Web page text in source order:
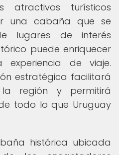
atractivos turísticos
una cabaña que se
lugares de interés
puede enriquecer
experiencia de viaje.
estratégica facilitará
región y permitirá
todo lo que Uruguay
histórica ubicada